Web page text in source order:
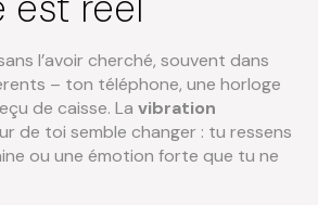
l’avoir cherché, souvent dans
– ton téléphone, une horloge
de caisse. La vibration
de toi semble changer : tu ressens
ou une émotion forte que tu ne